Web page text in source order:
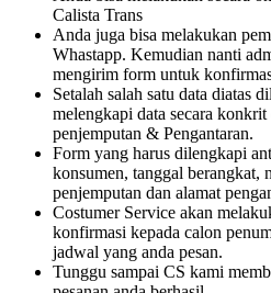
Calista Trans
Anda juga bisa melakukan
Whastapp. Kemudian nanti
mengirim form untuk
Setalah salah satu data diatas
melengkapi data secara
penjemputan & Pengantaran.
Form yang harus dilengkapi
konsumen, tanggal berangkat,
penjemputan dan alamat
Costumer Service akan
konfirmasi kepada calon
jadwal yang anda pesan.
Tunggu sampai CS kami